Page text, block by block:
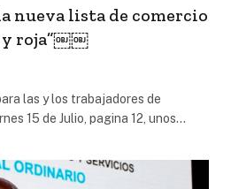
nueva lista de comercio
y roja”￼￼
las y los trabajadores de
15 de Julio, pagina 12, unos…